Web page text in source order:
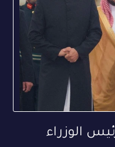
الوزراء